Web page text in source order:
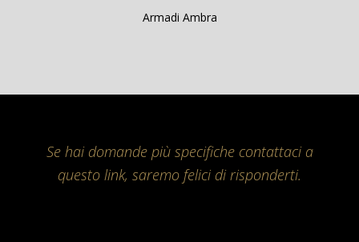
Armadi Ambra
Se hai domande più specifiche contattaci a
questo link, saremo felici di risponderti.